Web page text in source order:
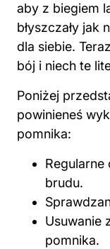
aby z biegiem
błyszczały jak
dla siebie.
bój i niech te
Poniżej
powinieneś
pomnika:
brudu.
Usuwanie
pomnika.